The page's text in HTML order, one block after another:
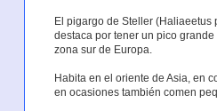
El pigargo de Steller
destaca por tener un pico
zona sur de Europa.
Habita en el oriente de Asia, en
en ocasiones también comen